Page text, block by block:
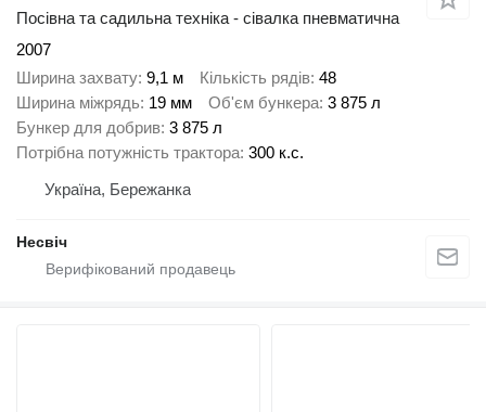
Посівна та садильна техніка - сівалка пневматична
2007
Ширина захвату 9,1 м Кількість рядів 48
Ширина міжрядь 19 мм Об'єм бункера 3 875 л
Бункер для добрив 3 875 л
Потрібна потужність трактора 300 к.с.
Україна, Бережанка
Несвіч